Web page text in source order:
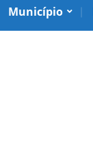
Município